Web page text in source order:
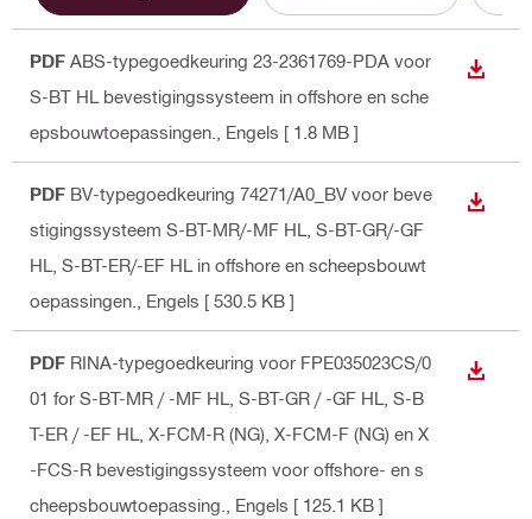
PDF ABS-typegoedkeuring 23-2361769-PDA voor
S-BT HL bevestigingssysteem in offshore en sche
epsbouwtoepassingen.
, Engels [ 1.8 MB ]
PDF BV-typegoedkeuring 74271/A0_BV voor beve
stigingssysteem S-BT-MR/-MF HL, S-BT-GR/-GF
HL, S-BT-ER/-EF HL in offshore en scheepsbouwt
oepassingen.
, Engels [ 530.5 KB ]
PDF RINA-typegoedkeuring voor FPE035023CS/0
01 for S-BT-MR / -MF HL, S-BT-GR / -GF HL, S-B
T-ER / -EF HL, X-FCM-R (NG), X-FCM-F (NG) en X
-FCS-R bevestigingssysteem voor offshore- en s
cheepsbouwtoepassing.
, Engels [ 125.1 KB ]